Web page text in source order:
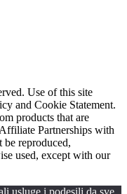
Use of this site
and Cookie Statement.
products that are
Partnerships with
be reproduced,
used, except with our
usluge i podesili da sve